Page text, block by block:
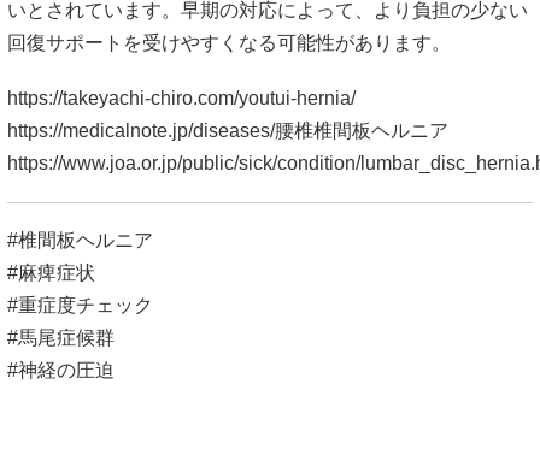
いとされています。早期の対応によって、より負担の少ない
回復サポートを受けやすくなる可能性があります。
https://takeyachi-chiro.com/youtui-hernia/
https://medicalnote.jp/diseases/腰椎椎間板ヘルニア
https://www.joa.or.jp/public/sick/condition/
#椎間板ヘルニア
#麻痺症状
#重症度チェック
#馬尾症候群
#神経の圧迫